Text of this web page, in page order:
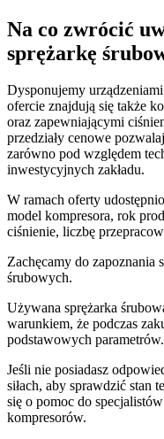
Na co zwrócić
sprężarkę
Dysponujemy
ofercie znajdują się także
oraz zapewniającymi
przedziały cenowe
zarówno pod względem
inwestycyjnych zakładu.
W ramach oferty
model kompresora, rok
ciśnienie, liczbę
Zachęcamy do zapoznania
śrubowych.
Używana sprężarka
warunkiem, że podczas
podstawowych parametrów.
Jeśli nie posiadasz
siłach, aby sprawdzić stan
się o pomoc do
kompresorów.